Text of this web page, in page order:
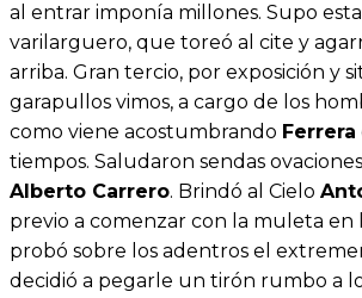
al entrar imponía millones. Supo
varilarguero, que toreó al cite y
arriba. Gran tercio, por exposición y
garapullos vimos, a cargo de los
como viene acostumbrando Ferrera
tiempos. Saludaron sendas ovaciones
Alberto Carrero. Brindó al Cielo
previo a comenzar con la muleta en
probó sobre los adentros el
decidió a pegarle un tirón rumbo a